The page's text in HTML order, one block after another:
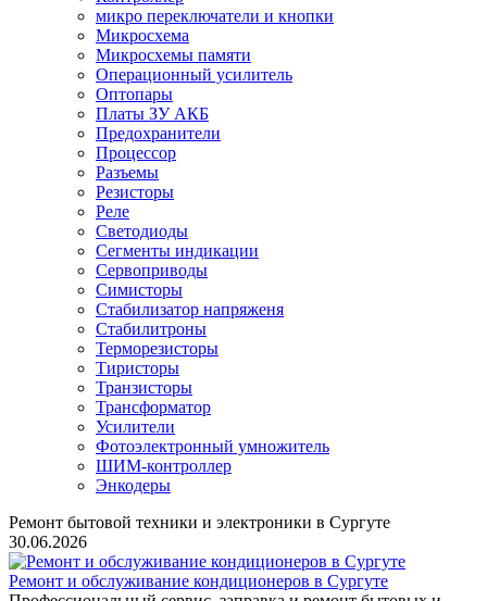
микро переключатели и кнопки
Микросхема
Микросхемы памяти
Операционный усилитель
Оптопары
Платы ЗУ АКБ
Предохранители
Процессор
Разъемы
Резисторы
Реле
Светодиоды
Сегменты индикации
Сервоприводы
Симисторы
Стабилизатор напряженя
Стабилитроны
Терморезисторы
Тиристоры
Транзисторы
Трансформатор
Усилители
Фотоэлектронный умножитель
ШИМ-контроллер
Энкодеры
Ремонт бытовой техники и электроники в Сургуте
30.06.2026
Ремонт и обслуживание кондиционеров в Сургуте